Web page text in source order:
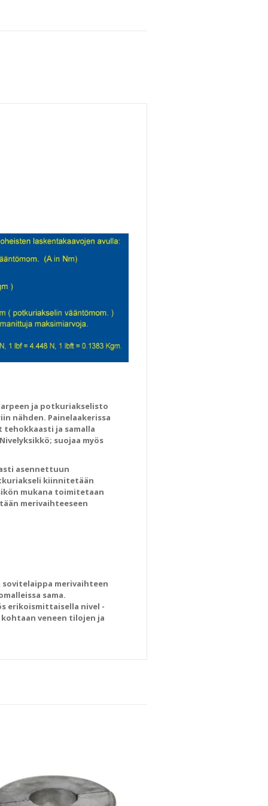
ja potkuriakselisto
nähden. Painelaakerissa
ja samalla
suojaa myös
asennettuun
kiinnitetään
mukana toimitetaan
merivaihteeseen
merivaihteen
sama.
erikoismittaisella nivel -
veneen tilojen ja